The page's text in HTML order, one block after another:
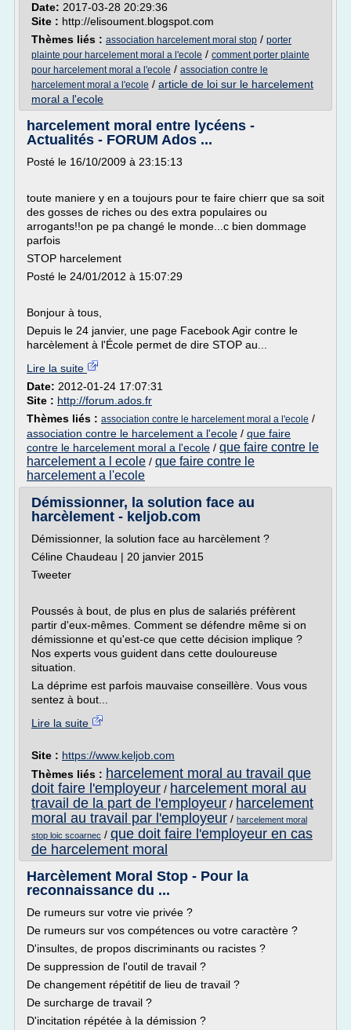
Date: 2017-03-28 20:29:36
Site : http://elisoument.blogspot.com
Thèmes liés : association harcelement moral stop / porter
plainte pour harcelement moral a l'ecole / comment porter plainte
pour harcelement moral a l'ecole / association contre le
harcelement moral a l'ecole / article de loi sur le harcelement
moral a l'ecole
harcelement moral entre lycéens -
Actualités - FORUM Ados ...
Posté le 16/10/2009 à 23:15:13
toute maniere y en a toujours pour te faire chierr que sa soit
des gosses de riches ou des extra populaires ou
arrogants!!on pe pa changé le monde...c bien dommage
parfois
STOP harcelement
Posté le 24/01/2012 à 15:07:29
Bonjour à tous,
Depuis le 24 janvier, une page Facebook Agir contre le
harcèlement à l'École permet de dire STOP au...
Lire la suite
Date: 2012-01-24 17:07:31
Site : http://forum.ados.fr
Thèmes liés : association contre le harcelement moral a l'ecole /
association contre le harcelement a l'ecole / que faire
contre le harcelement moral a l'ecole / que faire contre le
harcelement a l ecole / que faire contre le
harcelement a l'ecole
Démissionner, la solution face au
harcèlement - keljob.com
Démissionner, la solution face au harcèlement ?
Céline Chaudeau | 20 janvier 2015
Tweeter
Poussés à bout, de plus en plus de salariés préfèrent
partir d'eux-mêmes. Comment se défendre même si on
démissionne et qu'est-ce que cette décision implique ?
Nos experts vous guident dans cette douloureuse
situation.
La déprime est parfois mauvaise conseillère. Vous vous
sentez à bout...
Lire la suite
Site : https://www.keljob.com
Thèmes liés : harcelement moral au travail que
doit faire l'employeur / harcelement moral au
travail de la part de l'employeur / harcelement
moral au travail par l'employeur / harcelement moral
stop loic scoarnec / que doit faire l'employeur en cas
de harcelement moral
Harcèlement Moral Stop - Pour la
reconnaissance du ...
De rumeurs sur votre vie privée ?
De rumeurs sur vos compétences ou votre caractère ?
D'insultes, de propos discriminants ou racistes ?
De suppression de l'outil de travail ?
De changement répétitif de lieu de travail ?
De surcharge de travail ?
D'incitation répétée à la démission ?